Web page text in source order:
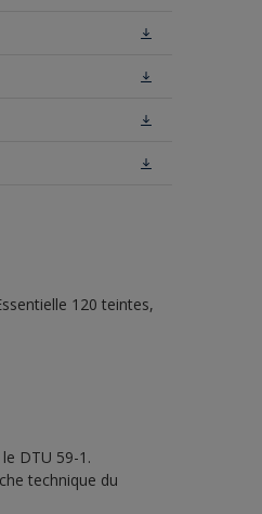
120 teintes,
DTU 59-1.
technique du